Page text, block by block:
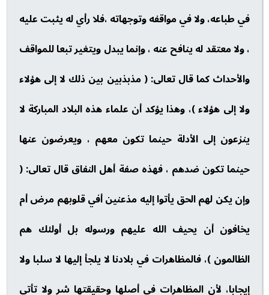
في طباعه، ولا في مواقفه وتوجهاته ،فلا رأي له يثبت عليه
، ولا معتقد له ينافح عنه ، وإنما يبدل ويتغير تبعا للمواقف
والأحداث كما قال تعالى: ( مذبذبين بين ذلك لا إلى هؤلاء
ولا إلى هؤلاء )، وهذا يؤكد أن علماء هذه البلاد المباركة لا
ينزعون إلى الأدلة حينما تكون معهم ، ويعرضون عنها
حينما تكون ضدهم ، فهذه صفة أهل النفاق قال تعالى: (
وإن يكن لهم الحق يأتوا إليه مذعنين أفي قلوبهم مرض أم
يخافون أن يحيف الله عليهم ورسوله بل أولئك هم
الظالمون )، فالمظاهرات في بلادنا لا يلجأ إليها لا سلبا ولا
إيجابا، لأن المظاهرات في أصلها وحقيقتها شر ولا تأتي